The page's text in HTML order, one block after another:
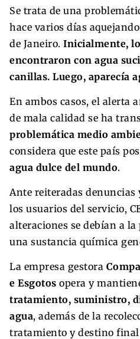
Se trata de una
hace varios días
de Janeiro. Inicialmente,
encontraron con agua
canillas. Luego, aparecía
En ambos casos, el alerta
de mala calidad se ha
problemática medio
considera que este país
agua dulce del mundo.
Ante reiteradas
los usuarios del servicio,
alteraciones se debían a
una sustancia química
La empresa gestora
e Esgotos opera y
tratamiento, suministro,
agua, además de la
tratamiento y destino final